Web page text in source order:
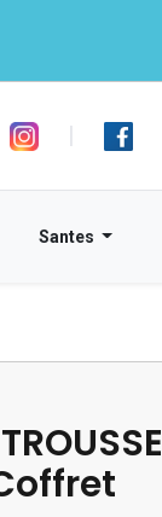
|
Santes